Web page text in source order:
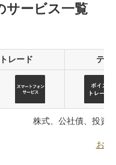
サービス一覧
レード テレ
株式、公社債、投資
お取